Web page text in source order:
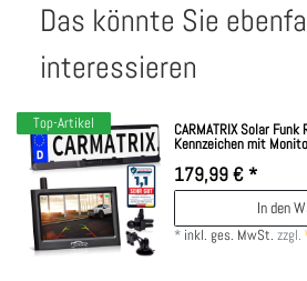
Das könnte Sie
interessieren
Top-Artikel
CARMATRIX Solar
Kennzeichen mit
179,99 € *
In den
* inkl. ges. MwSt. zzgl.